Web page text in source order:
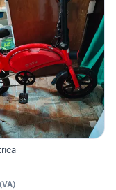
(VA)